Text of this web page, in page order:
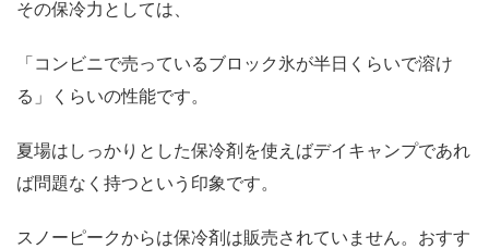
その保冷力としては、
「コンビニで売っているブロック氷が半日くらいで溶け
る」くらいの性能です。
夏場はしっかりとした保冷剤を使えばデイキャンプであれ
ば問題なく持つという印象です。
スノーピークからは保冷剤は販売されていません。おすす